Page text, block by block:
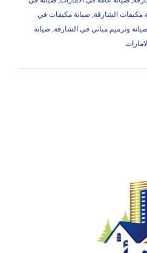
مكيفات الشارقة, صيانة مكيفات في
وترميم مباني في الشارقة, صيانه